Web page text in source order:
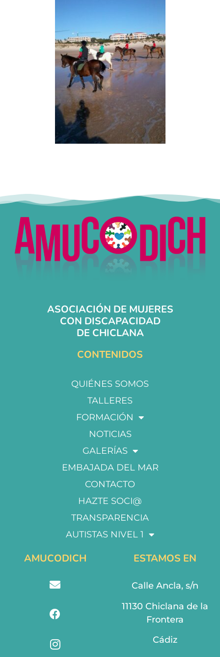
ASOCIACIÓN DE MUJERES
CON DISCAPACIDAD
DE CHICLANA
CONTENIDOS
QUIÉNES SOMOS
TALLERES
FORMACIÓN
NOTICIAS
GALERÍAS
EMBAJADA DEL MAR
CONTACTO
HAZTE SOCI@
TRANSPARENCIA
AUTISTAS NIVEL 1
AMUCODICH ESTAMOS EN
Calle Ancla, s/n
11130 Chiclana de la
Frontera
Cádiz